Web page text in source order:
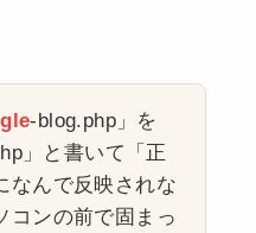
-blog.php」を
」と書いて「正
なんで反映されな
コンの前で固まっ